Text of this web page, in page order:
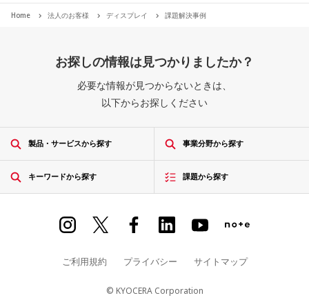
Home 法人のお客様 ディスプレイ 課題解決事例
お探しの情報は見つかりましたか？
必要な情報が見つからないときは、
以下からお探しください
製品・サービスから探す 事業分野から探す
キーワードから探す 課題から探す
ご利用規約 プライバシー サイトマップ
© KYOCERA Corporation